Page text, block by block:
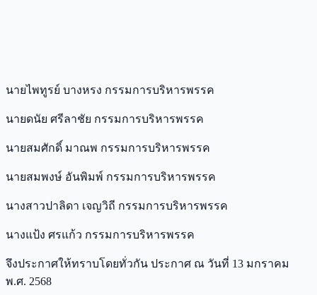
นายไพทูรย์ บางหรง กรรมการบริหารพรรค
นายดนัย ศรีลาชัย กรรมการบริหารพรรค
นายสมศักดิ์ มาณพ กรรมการบริหารพรรค
นายสมพงษ์ อันพิมพ์ กรรมการบริหารพรรค
นางสาวปาลิดา เจญวิถี กรรมการบริหารพรรค
นางแป้ง ศรแก้ว กรรมการบริหารพรรค
จึงประกาศให้ทราบโดยทั่วกัน ประกาศ ณ วันที่ 13 มกราคม
พ.ศ. 2568